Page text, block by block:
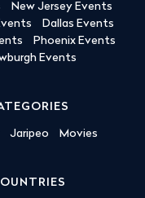
New Jersey Events
Dallas Events
Phoenix Events
Events
Jaripeo Movies